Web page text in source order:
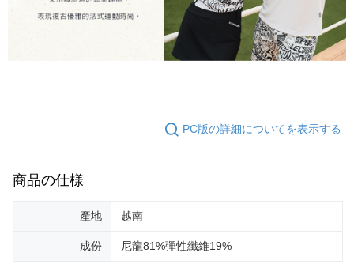
PC版の詳細についてを表示する
商品の仕様
產地 越南
成份 尼龍81%彈性纖維19%